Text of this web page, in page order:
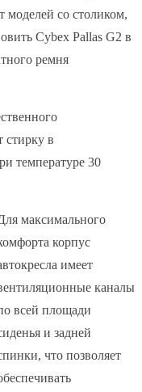
моделей со столиком,
Cybex Pallas G2 в
ремня
стирку в
температуре 30
максимального
корпус
имеет
каналы
всей площади
и задней
что позволяет